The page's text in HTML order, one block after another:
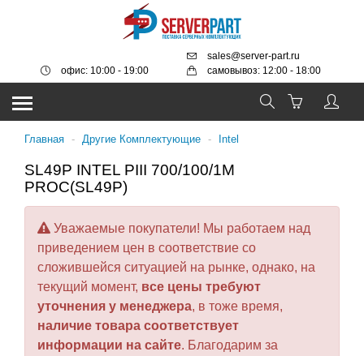
sales@server-part.ru
самовывоз: 12:00 - 18:00
офис: 10:00 - 19:00
Главная - Другие Комплектующие - Intel
SL49P INTEL PIII 700/100/1M
PROC(SL49P)
Уважаемые покупатели! Мы работаем над
приведением цен в соответствие со
сложившейся ситуацией на рынке, однако, на
текущий момент, все цены требуют
уточнения у менеджера, в тоже время,
наличие товара соответствует
информации на сайте. Благодарим за